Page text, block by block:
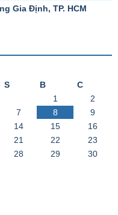
Gia Định, TP. HCM
S B C
1
2
7 8
9
14 15
16
21 22
23
28 29
30